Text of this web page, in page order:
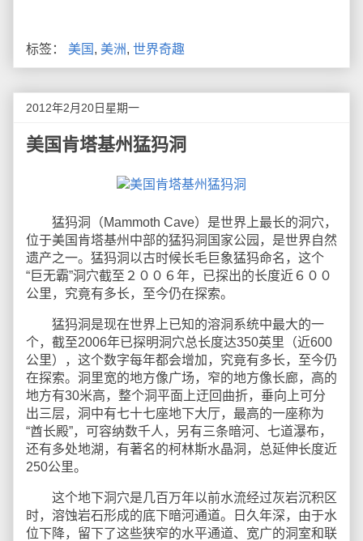
标签： 美国 , 美洲, 世界奇趣
2012年2月20日星期一
美国肯塔基州猛犸洞
猛犸洞（Mammoth Cave）是世界上最长的洞穴，
位于美国肯塔基州中部的猛犸洞国家公园，是世界自然
遗产之一。猛犸洞以古时候长毛巨象猛犸命名，这个
“巨无霸”洞穴截至２００６年，已探出的长度近６００
公里，究竟有多长，至今仍在探索。
猛犸洞是现在世界上已知的溶洞系统中最大的一
个，截至2006年已探明洞穴总长度达350英里（近600
公里），这个数字每年都会增加，究竟有多长，至今仍
在探索。洞里宽的地方像广场，窄的地方像长廊，高的
地方有30米高，整个洞平面上迂回曲折，垂向上可分
出三层，洞中有七十七座地下大厅，最高的一座称为
“酋长殿”，可容纳数千人，另有三条暗河、七道瀑布，
还有多处地湖，有著名的柯林斯水晶洞，总延伸长度近
250公里。
这个地下洞穴是几百万年以前水流经过灰岩沉积区
时，溶蚀岩石形成的底下暗河通道。日久年深，由于水
位下降，留下了这些狭窄的水平通道、宽广的洞室和联